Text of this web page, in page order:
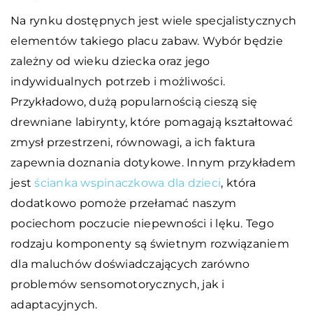
Na rynku dostępnych jest wiele specjalistycznych
elementów takiego placu zabaw. Wybór będzie
zależny od wieku dziecka oraz jego
indywidualnych potrzeb i możliwości.
Przykładowo, dużą popularnością cieszą się
drewniane labirynty, które pomagają kształtować
zmysł przestrzeni, równowagi, a ich faktura
zapewnia doznania dotykowe. Innym przykładem
jestścianka wspinaczkowa dla dzieci, która
dodatkowo pomoże przełamać naszym
pociechom poczucie niepewności i lęku. Tego
rodzaju komponenty są świetnym rozwiązaniem
dla maluchów doświadczających zarówno
problemów sensomotorycznych, jak i
adaptacyjnych.